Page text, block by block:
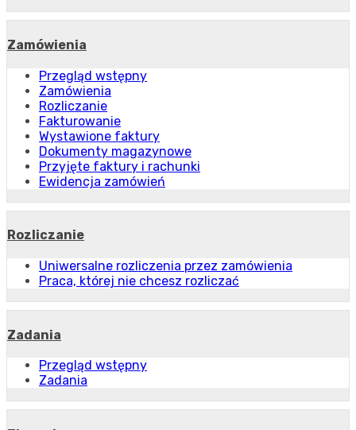
Zamówienia
Przegląd wstępny
Zamówienia
Rozliczanie
Fakturowanie
Wystawione faktury
Dokumenty magazynowe
Przyjęte faktury i rachunki
Ewidencja zamówień
Rozliczanie
Uniwersalne rozliczenia przez zamówienia
Praca, której nie chcesz rozliczać
Zadania
Przegląd wstępny
Zadania